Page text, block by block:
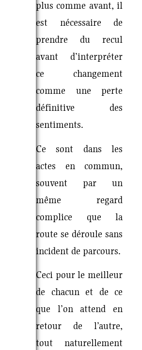
plus comme avant, il
est nécessaire de
prendre du recul
avant d’interpréter
ce changement
comme une perte
définitive des
sentiments.
Ce sont dans les
actes en commun,
souvent par un
même regard
complice que la
route se déroule sans
incident de parcours.
Ceci pour le meilleur
de chacun et de ce
que l’on attend en
retour de l’autre,
tout naturellement